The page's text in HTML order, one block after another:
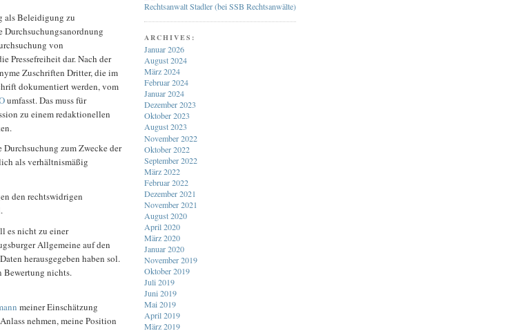
als Beleidigung zu
von
Pressefreiheit dar. Nach der
Zuschriften Dritter, die im
dokumentiert werden, vom
umfasst. Das muss für
zu einem redaktionellen
Durchsuchung zum Zwecke der
als verhältnismäßig
den rechtswidrigen
es nicht zu einer
Allgemeine auf den
herausgegeben haben sol.
Bewertung nichts.
meiner Einschätzung
nehmen, meine Position
Rechtsanwalt Stadler (bei SSB Rechtsanwälte)
ARCHIVES:
Januar 2026
August 2024
März 2024
Februar 2024
Januar 2024
Dezember 2023
Oktober 2023
August 2023
November 2022
Oktober 2022
September 2022
März 2022
Februar 2022
Dezember 2021
November 2021
August 2020
April 2020
März 2020
Januar 2020
November 2019
Oktober 2019
Juli 2019
Juni 2019
Mai 2019
April 2019
März 2019